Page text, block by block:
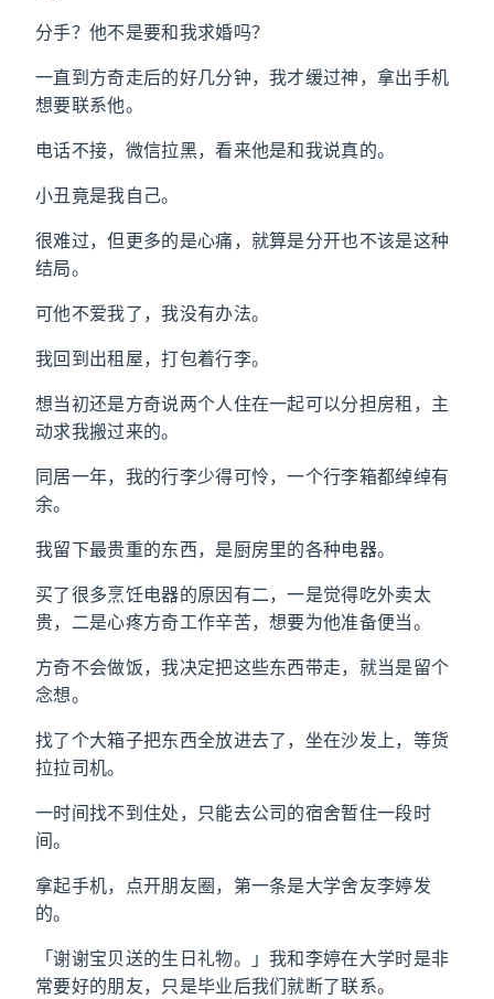
分手？他不是要和我求婚吗？
一直到方奇走后的好几分钟，我才缓过神，拿出手机
想要联系他。
电话不接，微信拉黑，看来他是和我说真的。
小丑竟是我自己。
很难过，但更多的是心痛，就算是分开也不该是这种
结局。
可他不爱我了，我没有办法。
我回到出租屋，打包着行李。
想当初还是方奇说两个人住在一起可以分担房租，主
动求我搬过来的。
同居一年，我的行李少得可怜，一个行李箱都绰绰有
余。
我留下最贵重的东西，是厨房里的各种电器。
买了很多烹饪电器的原因有二，一是觉得吃外卖太
贵，二是心疼方奇工作辛苦，想要为他准备便当。
方奇不会做饭，我决定把这些东西带走，就当是留个
念想。
找了个大箱子把东西全放进去了，坐在沙发上，等货
拉拉司机。
一时间找不到住处，只能去公司的宿舍暂住一段时
间。
拿起手机，点开朋友圈，第一条是大学舍友李婷发
的。
「谢谢宝贝送的生日礼物。」我和李婷在大学时是非
常要好的朋友，只是毕业后我们就断了联系。